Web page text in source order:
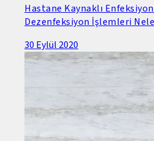
Hastane Kaynaklı
Dezenfeksiyon İşlemleri
30 Eylül 2020